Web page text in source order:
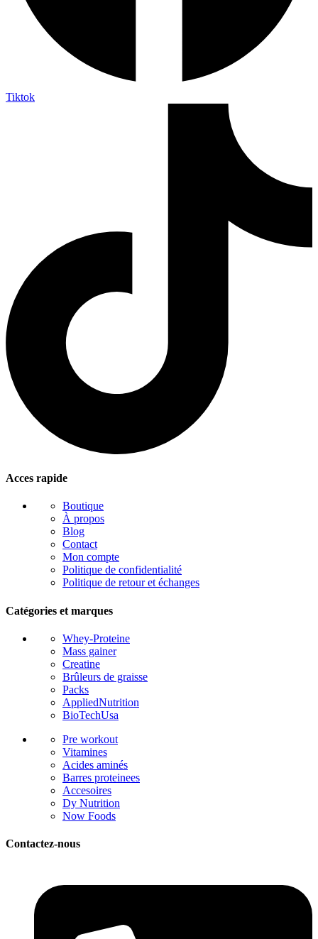
Tiktok
Acces rapide
Boutique
À propos
Blog
Contact
Mon compte
Politique de confidentialité
Politique de retour et échanges
Catégories et marques
Whey-Proteine
Mass gainer
Creatine
Brûleurs de graisse
Packs
AppliedNutrition
BioTechUsa
Pre workout
Vitamines
Acides aminés
Barres proteinees
Accesoires
Dy Nutrition
Now Foods
Contactez-nous